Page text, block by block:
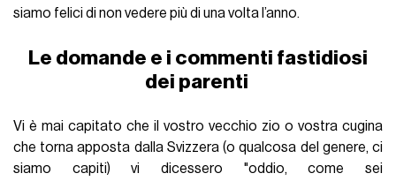
siamo felici di non vedere più di una volta l’anno.
Le domande e i commenti fastidiosi
dei parenti
Vi è mai capitato che il vostro vecchio zio o vostra cugina
che torna apposta dalla Svizzera (o qualcosa del genere, ci
siamo capiti) vi dicessero "oddio, come sei